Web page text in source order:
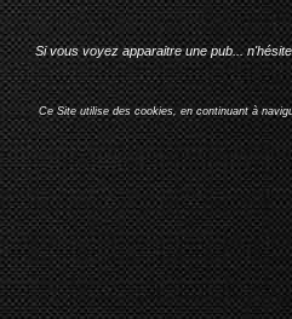
Si vous voyez apparaitre une pub...
Ce Site utilise des cookies, en continuant à